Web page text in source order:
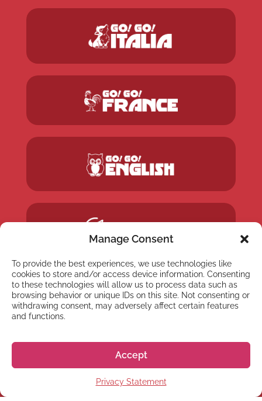
Manage Consent
To provide the best experiences, we use technologies like
cookies to store and/or access device information. Consenting
to these technologies will allow us to process data such as
browsing behavior or unique IDs on this site. Not consenting or
withdrawing consent, may adversely affect certain features
and functions.
Accept
Privacy Statement
NEWSLETTER